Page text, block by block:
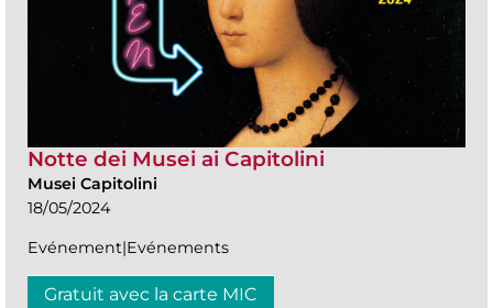
Notte dei Musei ai Capitolini
Musei Capitolini
18/05/2024
Evénement|Evénements
Gratuit avec la carte MIC